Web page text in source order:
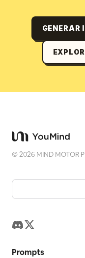
GENERAR
©2026 MIND MOTOR
Prompts